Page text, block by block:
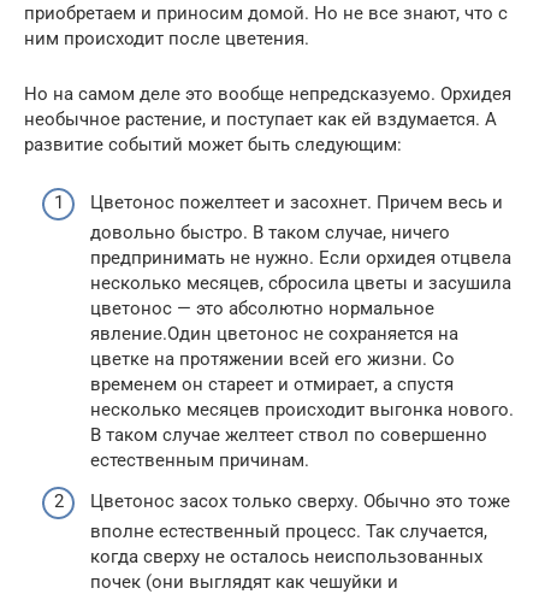
приобретаем и приносим домой. Но не все знают, что с
ним происходит после цветения.
Но на самом деле это вообще непредсказуемо. Орхидея
необычное растение, и поступает как ей вздумается. А
развитие событий может быть следующим:
Цветонос пожелтеет и засохнет. Причем весь и
довольно быстро. В таком случае, ничего
предпринимать не нужно. Если орхидея отцвела
несколько месяцев, сбросила цветы и засушила
цветонос — это абсолютно нормальное
явление.Один цветонос не сохраняется на
цветке на протяжении всей его жизни. Со
временем он стареет и отмирает, а спустя
несколько месяцев происходит выгонка нового.
В таком случае желтеет ствол по совершенно
естественным причинам.
Цветонос засох только сверху. Обычно это тоже
вполне естественный процесс. Так случается,
когда сверху не осталось неиспользованных
почек (они выглядят как чешуйки и